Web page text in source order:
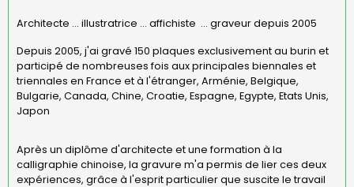
Architecte ... illustratrice ... affichiste ... graveur depuis 2005
Depuis 2005, j'ai gravé 150 plaques exclusivement au burin et
participé de nombreuses fois aux principales biennales et
triennales en France et à l'étranger, Arménie, Belgique,
Bulgarie, Canada, Chine, Croatie, Espagne, Egypte, Etats Unis,
Japon
Après un diplôme d'architecte et une formation à la
calligraphie chinoise, la gravure m'a permis de lier ces deux
expériences, grâce à l'esprit particulier que suscite le travail